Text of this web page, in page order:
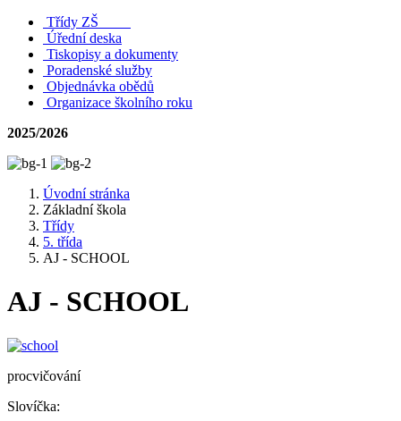
Třídy ZŠ
Úřední deska
Tiskopisy a dokumenty
Poradenské služby
Objednávka obědů
Organizace školního roku
2025/2026
Úvodní stránka
Základní škola
Třídy
5. třída
AJ - SCHOOL
AJ - SCHOOL
procvičování
Slovíčka: